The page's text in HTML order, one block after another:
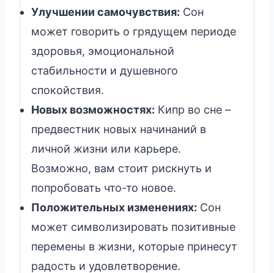
Улучшении самочувствия: Сон
может говорить о грядущем периоде
здоровья, эмоциональной
стабильности и душевного
спокойствия.
Новых возможностях: Кипр во сне –
предвестник новых начинаний в
личной жизни или карьере.
Возможно, вам стоит рискнуть и
попробовать что-то новое.
Положительных изменениях: Сон
может символизировать позитивные
перемены в жизни, которые принесут
радость и удовлетворение.